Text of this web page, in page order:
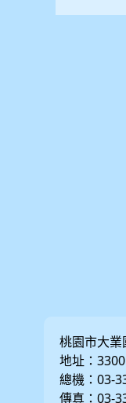
桃園市大業
地址：
總機：03-
傳真：03-